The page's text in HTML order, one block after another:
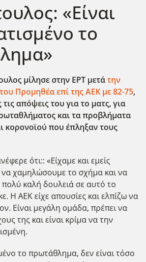
«Είναι
το
μίλησε στην ΕΡΤ μετάτην
Προμηθέα επί της ΑΕΚ με 82-75,
απόψεις του για το ματς, για
και τα προβλήματα
κορονοϊού που έπληξαν τους
ότι:: «Είχαμε και εμείς
να χαμηλώσουμε το σχήμα και να
καλή δουλειά σε αυτό το
Η ΑΕΚ είχε απουσίες και ελπίζω να
Είναι μεγάλη ομάδα, πρέπει να
της και είναι κρίμα να την
το πρωτάθλημα, δεν είναι τόσο